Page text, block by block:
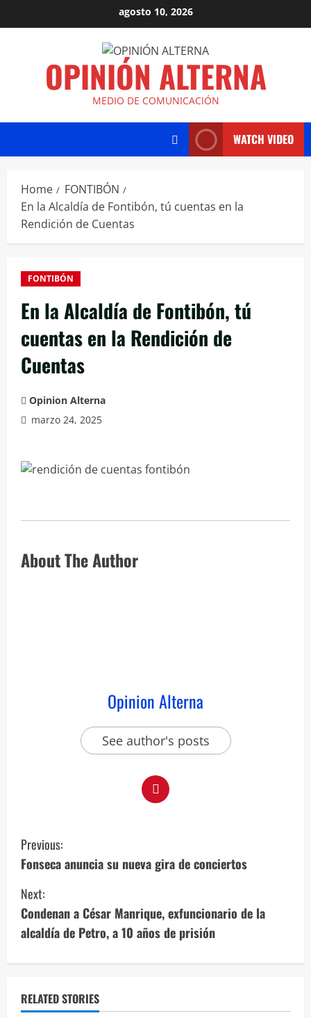
agosto 10, 2026
OPINIÓN ALTERNA
MEDIO DE COMUNICACIÓN
WATCH VIDEO
Home
FONTIBÓN
En la Alcaldía de Fontibón, tú cuentas en la
Rendición de Cuentas
FONTIBÓN
En la Alcaldía de Fontibón, tú
cuentas en la Rendición de
Cuentas
Opinion Alterna
marzo 24, 2025
About The Author
Opinion Alterna
See author's posts
Previous:
Fonseca anuncia su nueva gira de conciertos
Next:
Condenan a César Manrique, exfuncionario de la
alcaldía de Petro, a 10 años de prisión
RELATED STORIES